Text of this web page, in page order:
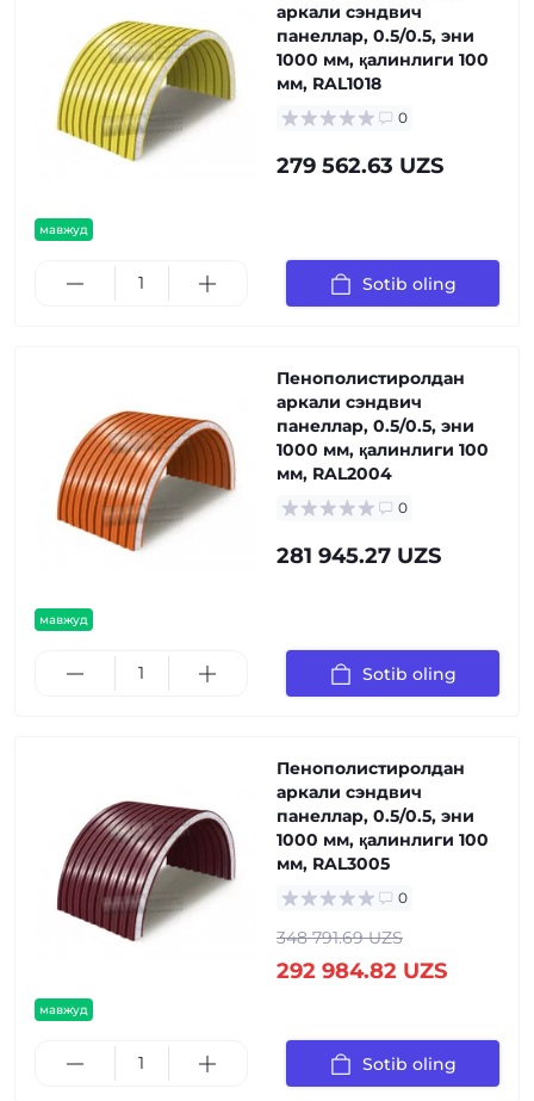
мавжуд
аркали сэндвич
панеллар, 0.5/0.5, эни
1000 мм, қалинлиги 100
мм, RAL1018
0
279 562.63 UZS
Sotib oling
мавжуд
Пенополистиролдан
аркали сэндвич
панеллар, 0.5/0.5, эни
1000 мм, қалинлиги 100
мм, RAL2004
0
281 945.27 UZS
Sotib oling
мавжуд
Пенополистиролдан
аркали сэндвич
панеллар, 0.5/0.5, эни
1000 мм, қалинлиги 100
мм, RAL3005
0
348 791.69 UZS
292 984.82 UZS
Sotib oling